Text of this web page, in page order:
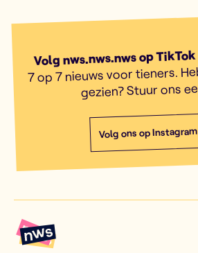
Volg nws.nws.nws op
7 op 7 nieuws voor tieners.
gezien? Stuur ons
Volg ons op Instagram